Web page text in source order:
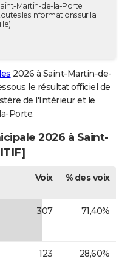
Martin-de-la-Porte
les informations sur la
2026 à Saint-Martin-de-
le résultat officiel de
de l'Intérieur et le
Porte.
2026 à Saint-
Voix % des voix
307 71,40%
123 28,60%